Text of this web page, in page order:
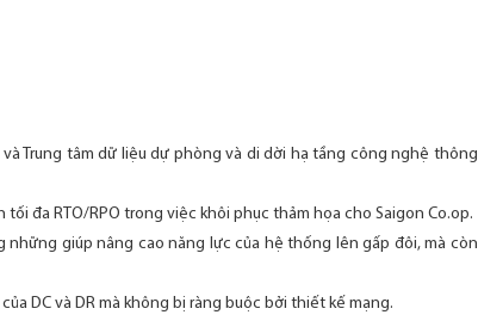
Trung tâm dữ liệu dự phòng và di dời hạ tầng công nghệ thông
đa RTO/RPO trong việc khôi phục thảm họa cho Saigon Co.op.
những giúp nâng cao năng lực của hệ thống lên gấp đôi, mà còn
DC và DR mà không bị ràng buộc bởi thiết kế mạng.